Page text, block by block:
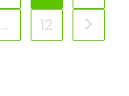
… 12 Ir a la